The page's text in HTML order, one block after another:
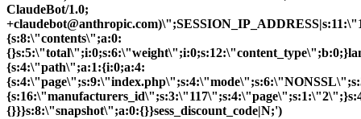
ClaudeBot/1.0;
{s:8:\"contents\";a:0:
{s:4:\"path\";a:1:{i:0;a:4:
{}}}s:8:\"snapshot\";a:0:{}}sess_discount_code|N;')